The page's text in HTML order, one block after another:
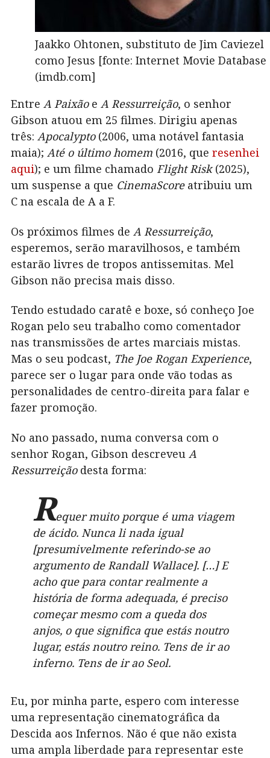
Jaakko Ohtonen, substituto de Jim Caviezel
como Jesus [fonte: Internet Movie Database
(imdb.com]
Entre A Paixãoe A Ressurreição, o senhor
Gibson atuou em 25 filmes. Dirigiu apenas
três: Apocalypto(2006, uma notável fantasia
maia); Até o último homem (2016, que resenhei
aqui); e um filme chamado Flight Risk(2025),
um suspense a que CinemaScoreatribuiu um
C na escala de A a F.
Os próximos filmes de A Ressurreição,
esperemos, serão maravilhosos, e também
estarão livres de tropos antissemitas. Mel
Gibson não precisa mais disso.
Tendo estudado caratê e boxe, só conheço Joe
Rogan pelo seu trabalho como comentador
nas transmissões de artes marciais mistas.
Mas o seu podcast, The Joe Rogan Experience,
parece ser o lugar para onde vão todas as
personalidades de centro-direita para falar e
fazer promoção.
No ano passado, numa conversa com o
senhor Rogan, Gibson descreveu A
Ressurreiçãodesta forma:
Requer muito porque é uma viagem
de ácido. Nunca li nada igual
[presumivelmente referindo-se ao
argumento de Randall Wallace]. […] E
acho que para contar realmente a
história de forma adequada, é preciso
começar mesmo com a queda dos
anjos, o que significa que estás noutro
lugar, estás noutro reino. Tens de ir ao
inferno. Tens de ir ao Seol.
Eu, por minha parte, espero com interesse
uma representação cinematográfica da
Descida aos Infernos. Não é que não exista
uma ampla liberdade para representar este